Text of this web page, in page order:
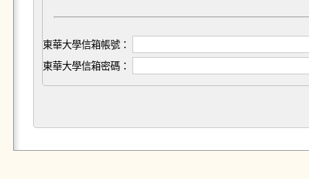
東華大學信箱帳號：
東華大學信箱密碼：